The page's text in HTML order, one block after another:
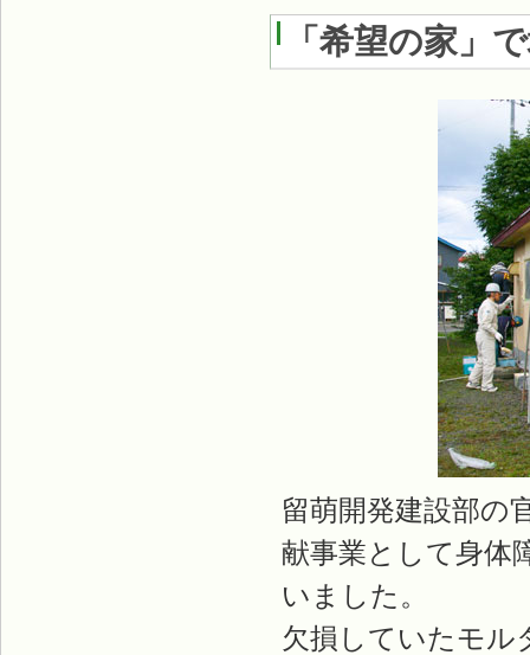
「希望の家」
留萌開発建設部の
献事業として身体
いました。
欠損していたモル